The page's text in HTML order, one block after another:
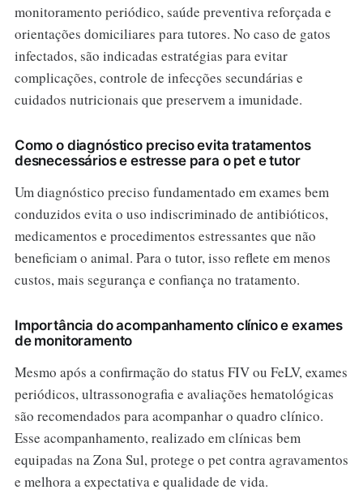
monitoramento periódico, saúde preventiva reforçada e
orientações domiciliares para tutores. No caso de gatos
infectados, são indicadas estratégias para evitar
complicações, controle de infecções secundárias e
cuidados nutricionais que preservem a imunidade.
Como o diagnóstico preciso evita tratamentos
desnecessários e estresse para o pet e tutor
Um diagnóstico preciso fundamentado em exames bem
conduzidos evita o uso indiscriminado de antibióticos,
medicamentos e procedimentos estressantes que não
beneficiam o animal. Para o tutor, isso reflete em menos
custos, mais segurança e confiança no tratamento.
Importância do acompanhamento clínico e exames
de monitoramento
Mesmo após a confirmação do status FIV ou FeLV, exames
periódicos, ultrassonografia e avaliações hematológicas
são recomendados para acompanhar o quadro clínico.
Esse acompanhamento, realizado em clínicas bem
equipadas na Zona Sul, protege o pet contra agravamentos
e melhora a expectativa e qualidade de vida.